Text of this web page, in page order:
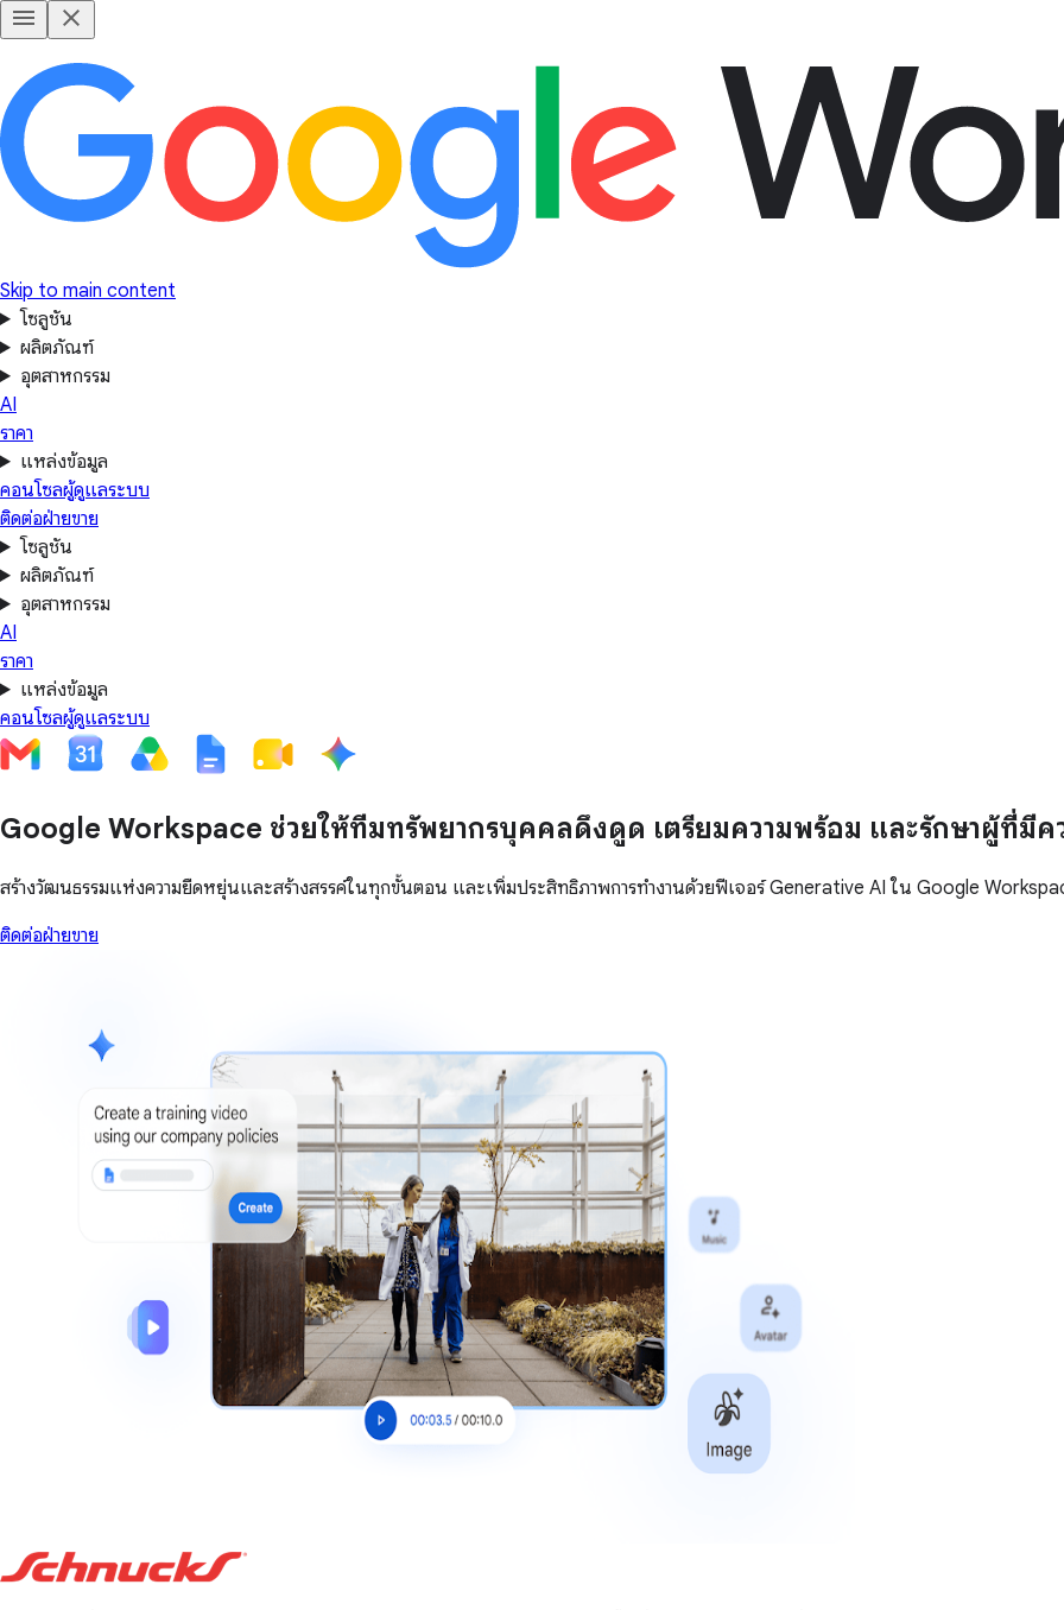
Skip to main content
โซลูชัน
ผลิตภัณฑ์
อุตสาหกรรม
AI
ราคา
แหล่งข้อมูล
คอนโซลผู้ดูแลระบบ
ติดต่อฝ่ายขาย
โซลูชัน
ผลิตภัณฑ์
อุตสาหกรรม
AI
ราคา
แหล่งข้อมูล
คอนโซลผู้ดูแลระบบ
Google Workspace ช่วยให้ทีมทรัพยากรบุคคลดึงดูด เตรียมความพร้อม และรักษาผู้ที่มีค
สร้างวัฒนธรรมแห่งความยืดหยุ่นและสร้างสรรค์ในทุกขั้นตอน และเพิ่มประสิทธิภาพการทำงานด้วยฟีเจอร์ Generative AI ใน Google
ติดต่อฝ่ายขาย